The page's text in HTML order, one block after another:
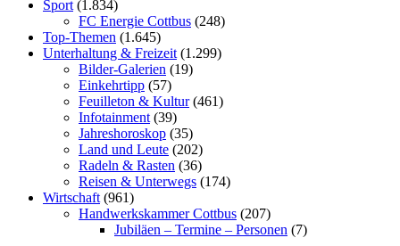
Sport (1.834)
FC Energie Cottbus (248)
Top-Themen (1.645)
Unterhaltung & Freizeit (1.299)
Bilder-Galerien (19)
Einkehrtipp (57)
Feuilleton & Kultur(461)
Infotainment (39)
Jahreshoroskop (35)
Land und Leute (202)
Radeln & Rasten (36)
Reisen & Unterwegs (174)
Wirtschaft (961)
Handwerkskammer Cottbus (207)
Jubiläen – Termine – Personen (7)